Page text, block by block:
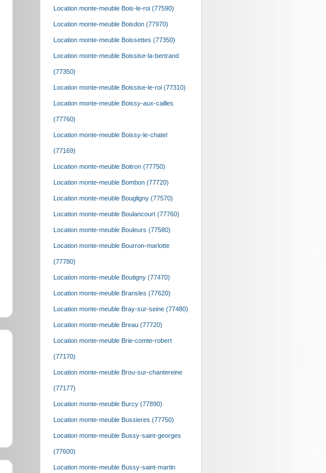
Location monte-meuble Bois-le-roi (77590)
Location monte-meuble Boisdon (77970)
Location monte-meuble Boissettes (77350)
Location monte-meuble Boissise-la-bertrand
(77350)
Location monte-meuble Boissise-le-roi (77310)
Location monte-meuble Boissy-aux-cailles
(77760)
Location monte-meuble Boissy-le-chatel
(77169)
Location monte-meuble Boitron (77750)
Location monte-meuble Bombon (77720)
Location monte-meuble Bougligny (77570)
Location monte-meuble Boulancourt (77760)
Location monte-meuble Bouleurs (77580)
Location monte-meuble Bourron-marlotte
(77780)
Location monte-meuble Boutigny (77470)
Location monte-meuble Bransles (77620)
Location monte-meuble Bray-sur-seine (77480)
Location monte-meuble Breau (77720)
Location monte-meuble Brie-comte-robert
(77170)
Location monte-meuble Brou-sur-chantereine
(77177)
Location monte-meuble Burcy (77890)
Location monte-meuble Bussieres (77750)
Location monte-meuble Bussy-saint-georges
(77600)
Location monte-meuble Bussy-saint-martin